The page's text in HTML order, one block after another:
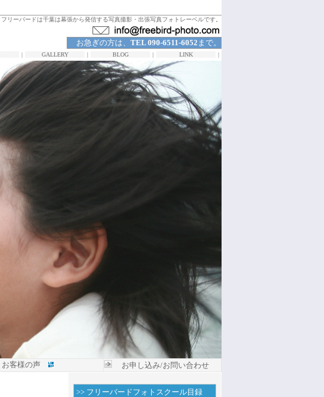
フリーバードは千葉は幕張から発信する写真撮影・出張写真フォトレーベルです。
お急ぎの方は、 TEL 090-6511-6052 まで。
| GALLERY | BLOG | LINK |
お客様の声 お申し込み/お問い合わせ
>> フリーバードフォトスクール目録